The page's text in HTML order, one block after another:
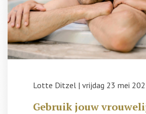
Lotte Ditzel | vrijdag 23 mei
Gebruik jouw